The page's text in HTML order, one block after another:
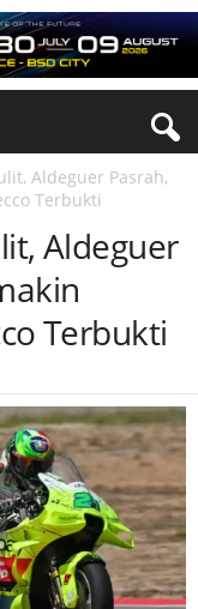
Aldeguer Pasrah,
Terbukti
Aldeguer
Terbukti